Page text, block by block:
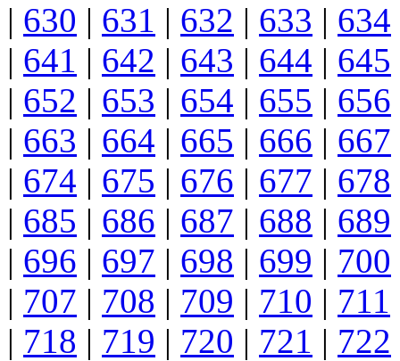
| 630 | 631 | 632 | 633 | 634
| 641 | 642 | 643 | 644 | 645
| 652 | 653 | 654 | 655 | 656
| 663 | 664 | 665 | 666 | 667
| 674 | 675 | 676 | 677 | 678
| 685 | 686 | 687 | 688 | 689
| 696 | 697 | 698 | 699 | 700
| 707 | 708 | 709 | 710 | 711
| 718 | 719 | 720 | 721 | 722